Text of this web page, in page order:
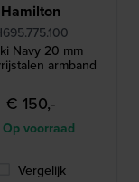
Hamilton
Navy 20 mm
armband
€ 150,-
voorraad
Vergelijk